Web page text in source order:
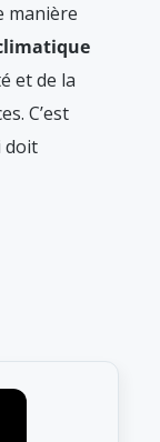
manière
et de la
C’est
doit